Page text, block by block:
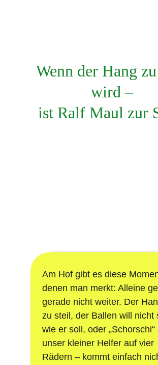
Wenn der Hang
wird –
ist Ralf Maul zur
Am Hof gibt es diese
denen man merkt: Alleine
gerade nicht weiter. Der
zu steil, der Ballen will nicht
wie er soll, oder „Schorschi“
unser kleiner Helfer auf vier
Rädern – kommt einfach